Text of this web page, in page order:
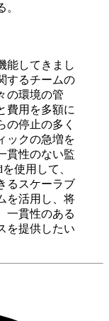
能してきまし
するチームの
の環境の管
費用を多額に
の停止の多く
ックの急増を
貫性のない監
使用して、
るスケーラブ
を活用し、将
一貫性のある
を提供したい